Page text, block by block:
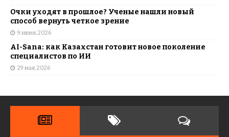
Очки уходят в прошлое? Ученые нашли новый
способ вернуть четкое зрение
9 июня, 2026
AI-Sana: как Казахстан готовит новое поколение
специалистов по ИИ
29 мая, 2026